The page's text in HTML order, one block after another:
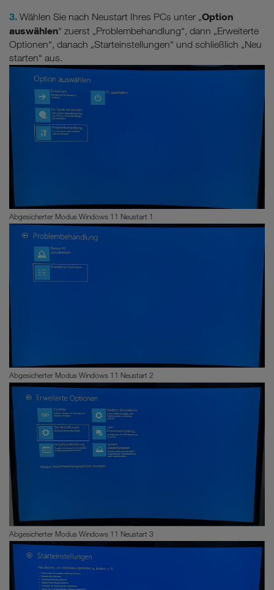
3. Wählen Sie nach Neustart Ihres PCs unter „Option
auswählen“ zuerst „Problembehandlung“, dann „Erweiterte
Optionen“, danach „Starteinstellungen“ und schließlich „Neu
starten“ aus.
Abgesicherter Modus Windows 11 Neustart 1
Abgesicherter Modus Windows 11 Neustart 2
Abgesicherter Modus Windows 11 Neustart 3